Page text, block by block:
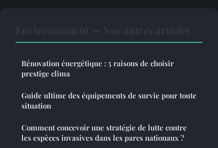
Rénovation énergétique : 5 raisons de choisir
prestige clima
Guide ultime des équipements de survie pour toute
situation
Comment concevoir une stratégie de lutte contre
les espèces invasives dans les parcs nationaux ?